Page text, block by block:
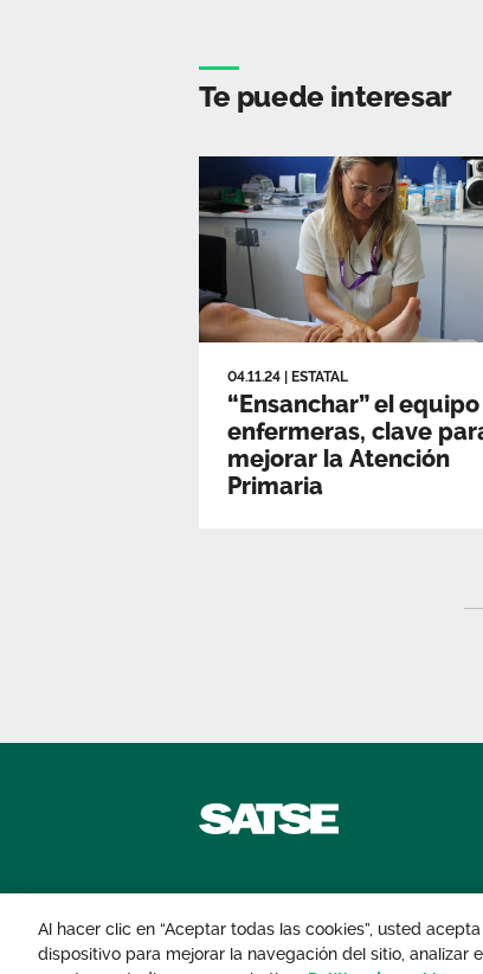
Te puede interesar
04.11.24 ESTATAL
“Ensanchar” el
enfermeras, clave
mejorar la Atención
Primaria
© 2026 Sindicato de Enfermería.
Al hacer clic en “Aceptar todas las cookies”, usted
dispositivo para mejorar la navegación del sitio, analizar